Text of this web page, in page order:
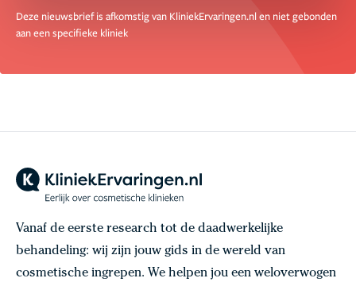
Deze nieuwsbrief is afkomstig van KliniekErvaringen.nl en niet gebonden
aan een specifieke kliniek
Vanaf de eerste research tot de daadwerkelijke
behandeling: wij zijn jouw gids in de wereld van
cosmetische ingrepen. We helpen jou een weloverwogen